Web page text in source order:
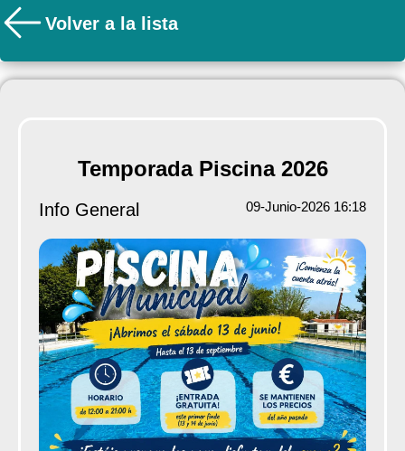
Volver a la lista
Temporada Piscina 2026
Info General 09-Junio-2026 16:18